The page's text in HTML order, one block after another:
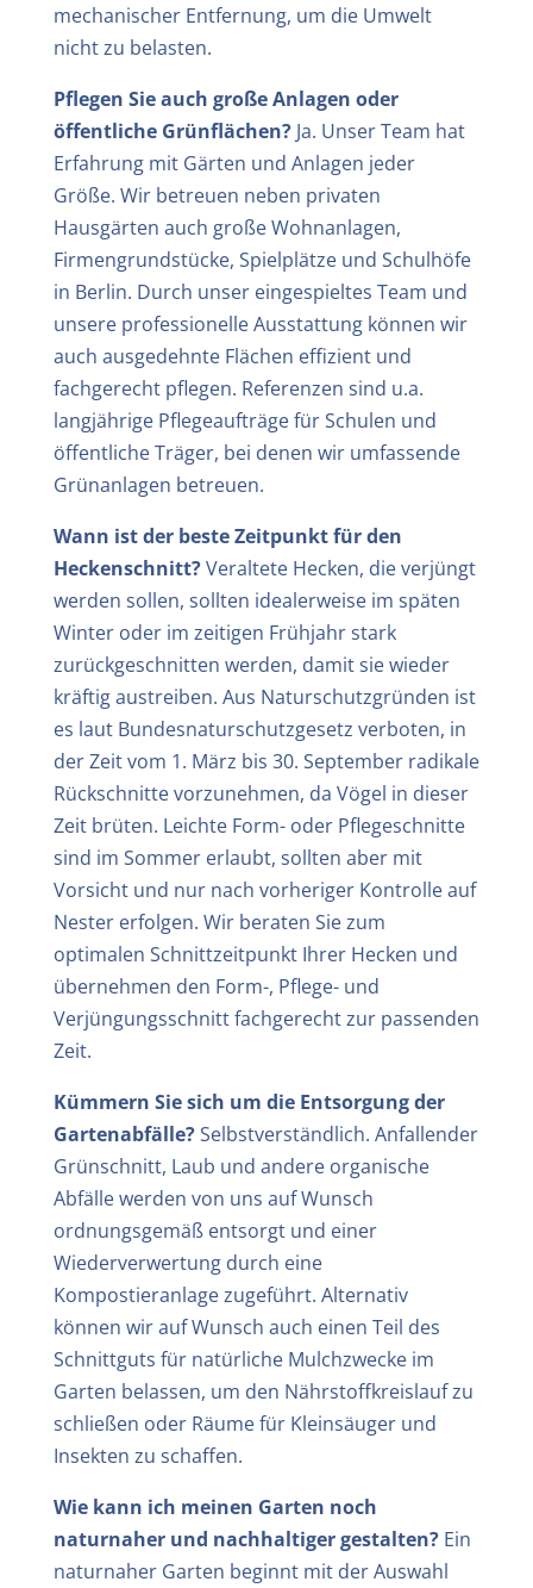
mechanischer Entfernung, um die Umwelt
nicht zu belasten.
Pflegen Sie auch große Anlagen oder
öffentliche Grünflächen?Ja. Unser Team hat
Erfahrung mit Gärten und Anlagen jeder
Größe. Wir betreuen neben privaten
Hausgärten auch große Wohnanlagen,
Firmengrundstücke, Spielplätze und Schulhöfe
in Berlin. Durch unser eingespieltes Team und
unsere professionelle Ausstattung können wir
auch ausgedehnte Flächen effizient und
fachgerecht pflegen. Referenzen sind u.a.
langjährige Pflegeaufträge für Schulen und
öffentliche Träger, bei denen wir umfassende
Grünanlagen betreuen.
Wann ist der beste Zeitpunkt für den
Heckenschnitt?Veraltete Hecken, die verjüngt
werden sollen, sollten idealerweise im späten
Winter oder im zeitigen Frühjahr stark
zurückgeschnitten werden, damit sie wieder
kräftig austreiben. Aus Naturschutzgründen ist
es laut Bundesnaturschutzgesetz verboten, in
der Zeit vom 1. März bis 30. September radikale
Rückschnitte vorzunehmen, da Vögel in dieser
Zeit brüten. Leichte Form- oder Pflegeschnitte
sind im Sommer erlaubt, sollten aber mit
Vorsicht und nur nach vorheriger Kontrolle auf
Nester erfolgen. Wir beraten Sie zum
optimalen Schnittzeitpunkt Ihrer Hecken und
übernehmen den Form-, Pflege- und
Verjüngungsschnitt fachgerecht zur passenden
Zeit.
Kümmern Sie sich um die Entsorgung der
Gartenabfälle?Selbstverständlich. Anfallender
Grünschnitt, Laub und andere organische
Abfälle werden von uns auf Wunsch
ordnungsgemäß entsorgt und einer
Wiederverwertung durch eine
Kompostieranlage zugeführt. Alternativ
können wir auf Wunsch auch einen Teil des
Schnittguts für natürliche Mulchzwecke im
Garten belassen, um den Nährstoffkreislauf zu
schließen oder Räume für Kleinsäuger und
Insekten zu schaffen.
Wie kann ich meinen Garten noch
naturnaher und nachhaltiger gestalten?Ein
naturnaher Garten beginnt mit der Auswahl